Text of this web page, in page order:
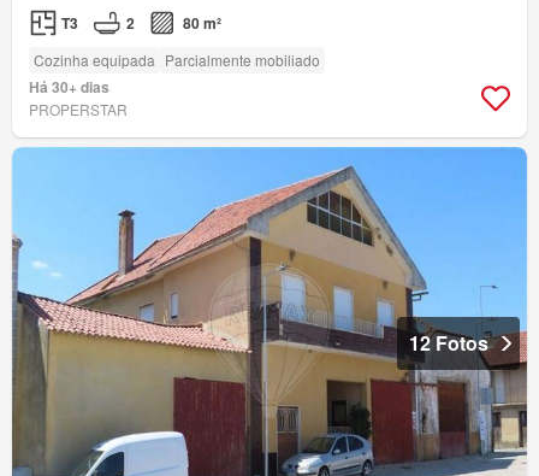
T3 2 80 m²
Cozinha equipada Parcialmente mobiliado
Há 30+ dias
PROPERSTAR
12 Fotos